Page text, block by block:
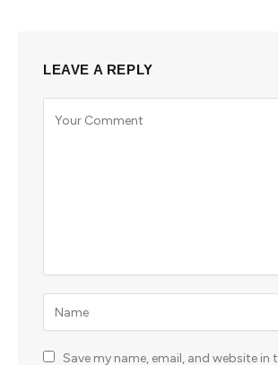
LEAVE A REPLY
Save my name, email, and website in